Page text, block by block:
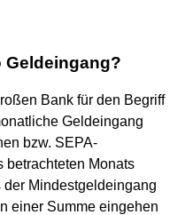
Geldeingang?
Bank für den Begriff
Geldeingang
bzw. SEPA-
betrachteten Monats
der Mindestgeldeingang
einer Summe eingehen